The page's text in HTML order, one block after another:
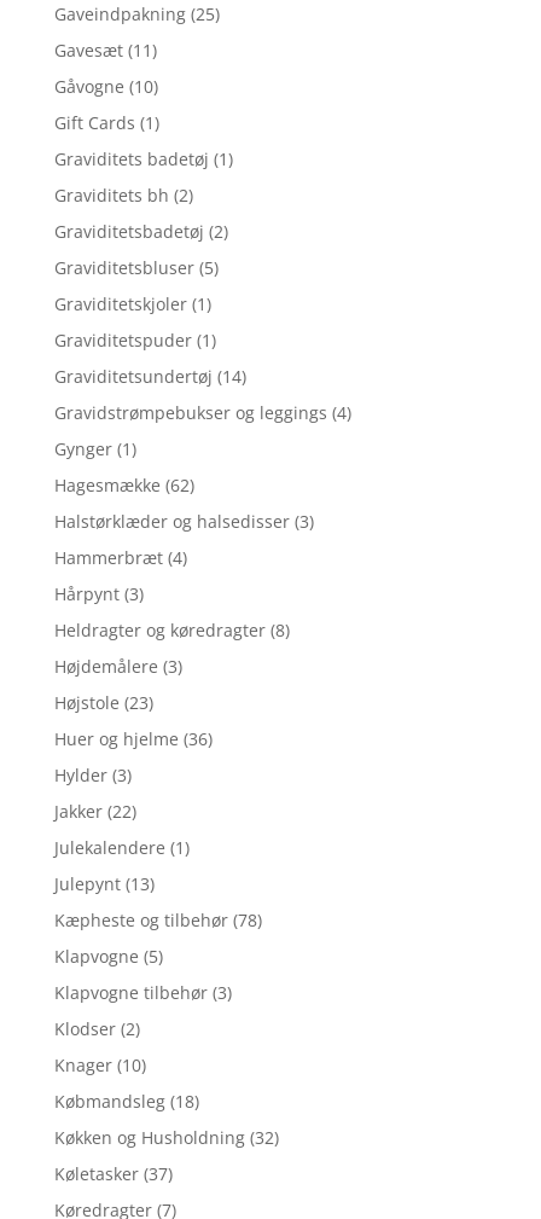
Gaveindpakning (25)
Gavesæt (11)
Gåvogne (10)
Gift Cards (1)
Graviditets badetøj (1)
Graviditets bh (2)
Graviditetsbadetøj (2)
Graviditetsbluser (5)
Graviditetskjoler (1)
Graviditetspuder (1)
Graviditetsundertøj (14)
Gravidstrømpebukser og leggings (4)
Gynger (1)
Hagesmække (62)
Halstørklæder og halsedisser (3)
Hammerbræt (4)
Hårpynt (3)
Heldragter og køredragter (8)
Højdemålere (3)
Højstole (23)
Huer og hjelme (36)
Hylder (3)
Jakker (22)
Julekalendere (1)
Julepynt (13)
Kæpheste og tilbehør (78)
Klapvogne (5)
Klapvogne tilbehør (3)
Klodser (2)
Knager (10)
Købmandsleg (18)
Køkken og Husholdning (32)
Køletasker (37)
Køredragter (7)